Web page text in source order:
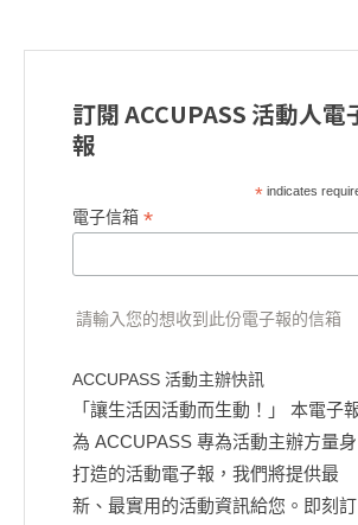
訂閱 ACCUPASS 活動人電
報
*indicates
電子信箱 *
請輸入您的想收到此份電子報的信箱
ACCUPASS 活動主辦快訊
「讓生活因活動而生動！」 本電子
為 ACCUPASS 專為活動主辦方量身
打造的活動電子報，我們將提供最
新、最實用的活動資訊給您。即刻訂